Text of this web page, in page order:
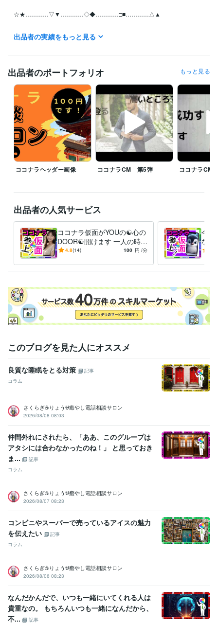
☆★…………▽▼…………◇◆…………□■…………△▲
月曜日~日曜日の全ての日にちの待機中の時はご利用可能です。
お休みさせていただくときは受付休止にします。！Σ(×_×;)!
で！待機中時間、お気軽にどうぞ
離席中、対応中の時は他の皆様のDMの連絡が遅れることがありますが、
必ずDM連絡致しますので不快な気持ちには限りなくさせないつもりで
す。
【怒り、憎しみ、復讐心、嫉妬・・・etc】
真心のこもった精神で頑張りますm(_ _)m
☆★…………▽▼…………◇◆…………□■…………△▲
♥♦寂しい、悩みがある、聞いてほしい事がある方DMください
♦♥このスケジュール見て何か思った方はDMください、スゴい、素晴らし
い、キモい、ウザい、土に埋もれてしまえ！・・・・etc
♥♦冬の寒さが厳しいのでDMください
経験職種
ライフスタイル・その他 / スタイリスト 経験年数 : 7年
ライフスタイル・その他 / 美容師・ネイリスト・美容家
経験年数 : 7
年
ライフスタイル・その他 / シェフ・パティシエ 経験年数 : 10年
ココナラ 2024年3月 ~ 現在 2024年3月 ~ 現在
2024年3月 ~ 現在 2024年3月 ~ 現在
小学校の作文・・・『内容覚えてない』
しくて見たくない』 父親に褒められた・・・・スゴい昔
られた・・・・スゴい昔
バい点取って先生にシバキ倒される 和太鼓で地域行事で演奏 和太鼓
で都内某ホール、都内某神社で演奏多数 国内美容大会カラー部門で
入賞経験多数
国内美容大会パーマ部門で入賞経験多数 国内美容大会
カット部門で入賞経験多数
WordPress:5年Excel:5年Google サイト:10年
Google スプレッドシート:5年
Adobe Photoshop:3年Adobe Premiere Pro:3年Final Cut Pro:3年
Canva:3年
生来の愚痴聞き、寄り添い、思いやる精神:20年
人を笑わせる心意気:20年
杓子定規に物を考えない:20年大所高所に物を見る:20年
ヘアカラー施術:10年パーマ施術:10年縮毛矯正施術:10年
ヘアーカット施術:10年
出品者の実績をもっと見る
出品者のポートフォリオ もっと見る
ココナラヘッダー画像 ココナラCM 第5弾 ココナラCM
出品者の人気サービス
ココナラ仮面がYOUの☯️心の
DOOR☯️開けます 一人の時誰
かと話したい❇️まわりに流さ
4.8(14) 100 円 /分
今つ
なん
愚痴
避難
このブログを見た人にオススメ
良質な睡眠をとる対策
記事
コラム
さくらぎ☕りょう⛎癒やし電話相談サロン
2026/08/08 08:03
仲間外れにされたら、「ああ、このグループは
アタシには合わなかったのね！」 と思っておき
ま...
記事
コラム
さくらぎ☕りょう⛎癒やし電話相談サロン
2026/08/07 08:23
コンビニやスーパーで売っているアイスの魅力
を伝えたい
記事
コラム
さくらぎ☕りょう⛎癒やし電話相談サロン
2026/08/06 08:23
なんだかんだで、いつも一緒にいてくれる人は
貴重なの。 もちろんいつも一緒になんだから、
不...
記事